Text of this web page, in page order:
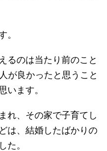
。
るのは当たり前のこと
が良かったと思うこと
います。
れ、その家で子育てし
は、結婚したばかりの
た。